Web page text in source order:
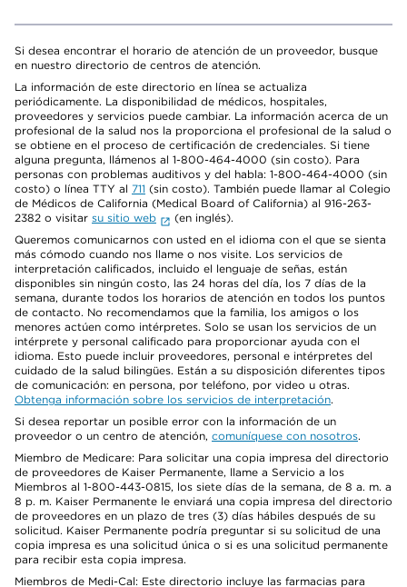
Si desea encontrar el horario de atención de un proveedor, busque
en nuestro directorio de centros de atención.
La información de este directorio en línea se actualiza
periódicamente. La disponibilidad de médicos, hospitales,
proveedores y servicios puede cambiar. La información acerca de un
profesional de la salud nos la proporciona el profesional de la salud o
se obtiene en el proceso de certificación de credenciales. Si tiene
alguna pregunta, llámenos al 1-800-464-4000 (sin costo). Para
personas con problemas auditivos y del habla: 1-800-464-4000 (sin
costo) o línea TTY al 711 (sin costo). También puede llamar al Colegio
de Médicos de California (Medical Board of California) al 916-263-
2382 o visitar su sitio web
(en inglés).
Queremos comunicarnos con usted en el idioma con el que se sienta
más cómodo cuando nos llame o nos visite. Los servicios de
interpretación calificados, incluido el lenguaje de señas, están
disponibles sin ningún costo, las 24 horas del día, los 7 días de la
semana, durante todos los horarios de atención en todos los puntos
de contacto. No recomendamos que la familia, los amigos o los
menores actúen como intérpretes. Solo se usan los servicios de un
intérprete y personal calificado para proporcionar ayuda con el
idioma. Esto puede incluir proveedores, personal e intérpretes del
cuidado de la salud bilingües. Están a su disposición diferentes tipos
de comunicación: en persona, por teléfono, por video u otras.
Obtenga información sobre los servicios de interpretación.
Si desea reportar un posible error con la información de un
proveedor o un centro de atención, comuníquese con nosotros.
Miembro de Medicare: Para solicitar una copia impresa del directorio
de proveedores de Kaiser Permanente, llame a Servicio a los
Miembros al 1-800-443-0815, los siete días de la semana, de 8 a. m. a
8 p. m. Kaiser Permanente le enviará una copia impresa del directorio
de proveedores en un plazo de tres (3) días hábiles después de su
solicitud. Kaiser Permanente podría preguntar si su solicitud de una
copia impresa es una solicitud única o si es una solicitud permanente
para recibir esta copia impresa.
Miembros de Medi-Cal: Este directorio incluye las farmacias para